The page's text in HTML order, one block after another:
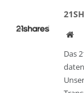
Das